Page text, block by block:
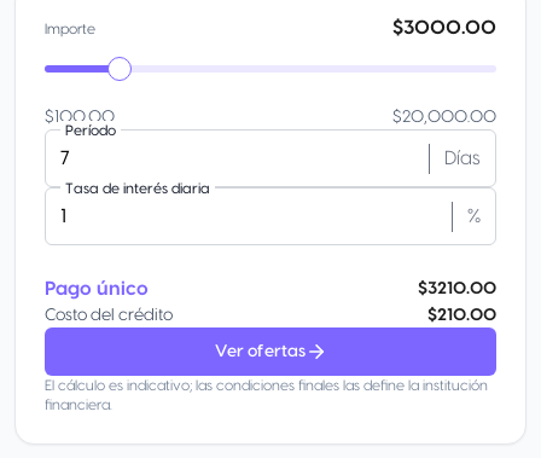
Importe $3000.00
$100.00 $20,000.00
Período
Días
Tasa de interés diaria
%
Pago único
$3210.00
Costo del crédito
$210.00
Ver ofertas
El cálculo es indicativo; las condiciones finales las define la institución
financiera.